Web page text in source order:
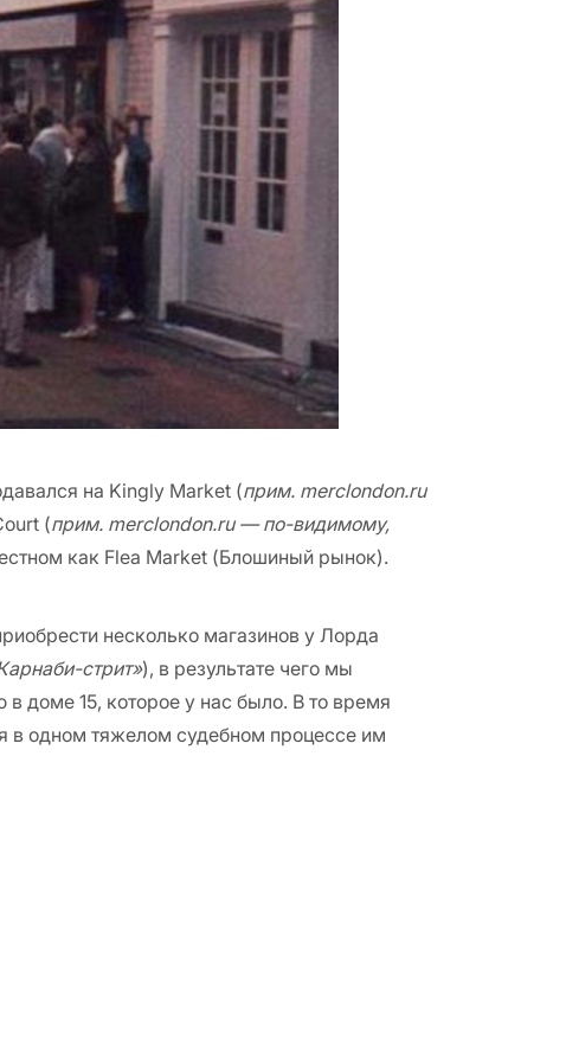
на Kingly Market (прим. merclondon.ru
(прим. merclondon.ru — по-видимому,
как Flea Market (Блошиный рынок).
несколько магазинов у Лорда
стрит»), в результате чего мы
доме 15, которое у нас было. В то время
в одном тяжелом судебном процессе им